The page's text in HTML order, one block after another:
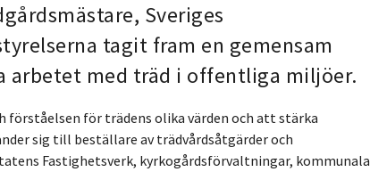
Sveriges
tagit fram en gemensam
med träd i offentliga miljöer.
förståelsen för trädens olika värden och att stärka
sig till beställare av trädvårdsåtgärder och
Fastighetsverk, kyrkogårdsförvaltningar, kommunala